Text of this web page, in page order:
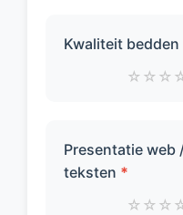
Kwaliteit bedden
☆ ☆ ☆
Presentatie
teksten *
☆ ☆ ☆